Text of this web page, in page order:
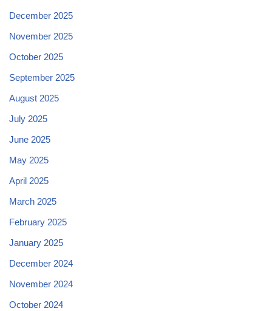
December 2025
November 2025
October 2025
September 2025
August 2025
July 2025
June 2025
May 2025
April 2025
March 2025
February 2025
January 2025
December 2024
November 2024
October 2024